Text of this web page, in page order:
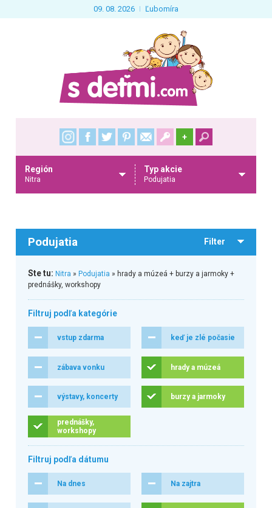
09. 08. 2026 Ľubomíra
+
Región
Nitra
Typ akcie
Podujatia
Podujatia Filter
Ste tu: Nitra » Podujatia » hrady a múzeá + burzy a jarmoky +
prednášky, workshopy
Filtruj podľa kategórie
vstup zdarma keď je zlé počasie
zábava vonku hrady a múzeá
výstavy, koncerty burzy a jarmoky
prednášky,
workshopy
Filtruj podľa dátumu
Na dnes Na zajtra